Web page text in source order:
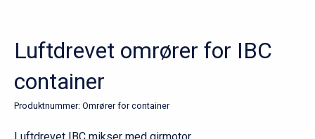
Luftdrevet omrører for IBC
container
Produktnummer: Omrører for container